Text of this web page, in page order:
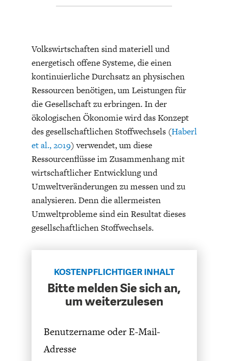
FACHKRÄFTEMANGEL
DAS DEUTSCHE
FINANZMÄRKTE
GELDPOLITIK
Volkswirtschaften sind materiell und
energetisch offene Systeme, die einen
kontinuierliche Durchsatz an physischen
Ressourcen benötigen, um Leistungen für
die Gesellschaft zu erbringen. In der
ökologischen Ökonomie wird das Konzept
des gesellschaftlichen Stoffwechsels (Haberl
et al., 2019) verwendet, um diese
Ressourcenflüsse im Zusammenhang mit
wirtschaftlicher Entwicklung und
Umweltveränderungen zu messen und zu
analysieren. Denn die allermeisten
Umweltprobleme sind ein Resultat dieses
gesellschaftlichen Stoffwechsels.
KOSTENPFLICHTIGER INHALT
Bitte melden Sie sich an,
um weiterzulesen
Benutzername oder E-Mail-
Adresse